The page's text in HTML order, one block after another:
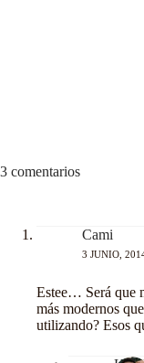
3 comentarios
Cami
3 JUNIO,
Estee… Será que
más modernos
utilizando? Esos